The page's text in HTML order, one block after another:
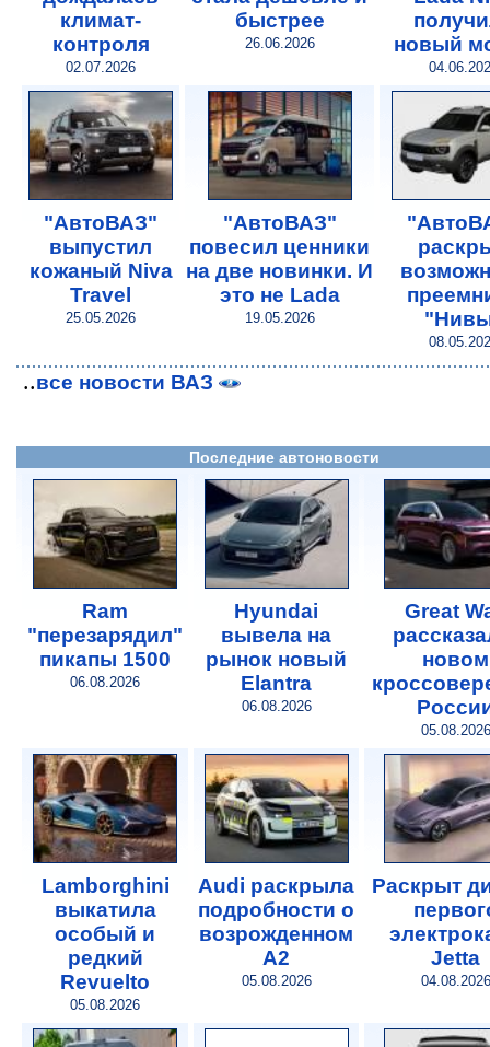
климат-
контроля
02.07.2026
быстрее
26.06.2026
новый
"АвтоВАЗ"
выпустил
кожаный Niva
Travel
25.05.2026
"АвтоВАЗ"
повесил ценники
на две новинки. И
это не Lada
19.05.2026
..все новости ВАЗ
Последние автоновости
Ram
"перезарядил"
пикапы 1500
06.08.2026
Hyundai
вывела на
рынок новый
Elantra
06.08.2026
Great
новом
05.08.2026
Lamborghini
выкатила
особый и
редкий
Revuelto
05.08.2026
Audi раскрыла
подробности о
возрожденном
A2
05.08.2026
Раскрыт
Jetta
04.08.2026